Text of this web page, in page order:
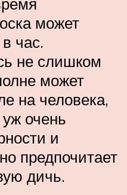
может
час.
не слишком
может
на человека,
очень
и
предпочитает
дичь.